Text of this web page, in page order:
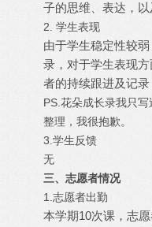
子的思维、表达，
2. 学生表现
由于学生稳定性较
录，对于学生表现
者的持续跟进及记录
PS. 花朵成长录我只
整理，我很抱歉。
3. 学生反馈
无
三、志愿者情况
1. 志愿者出勤
本学期10次课，志